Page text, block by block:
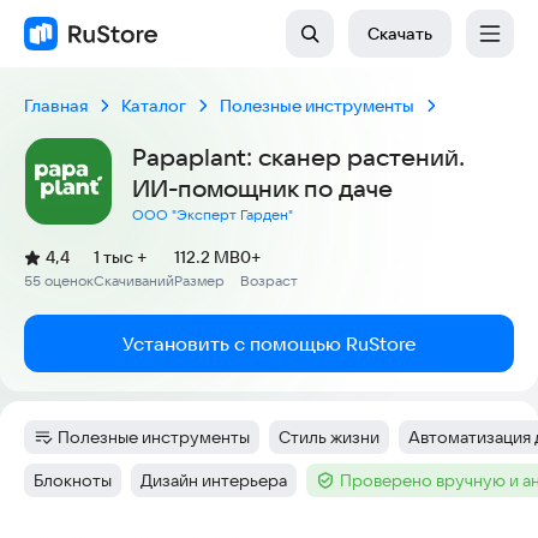
Скачать
Главная Каталог Полезные инструменты
Papaplant: сканер растений.
ИИ-помощник по даче
ООО "Эксперт Гарден"
Рейтинг:
4,4
(
55 оценок
)
Скачиваний
1 тыс +
Размер
112.2 MB
Возраст
0+
Установить с помощью RuStore
Категория:
Полезные инструменты Тег:
Стиль жизни Тег:
Автоматизация
Тег:
Блокноты Тег:
Дизайн интерьера Тег :Проверено вручную и